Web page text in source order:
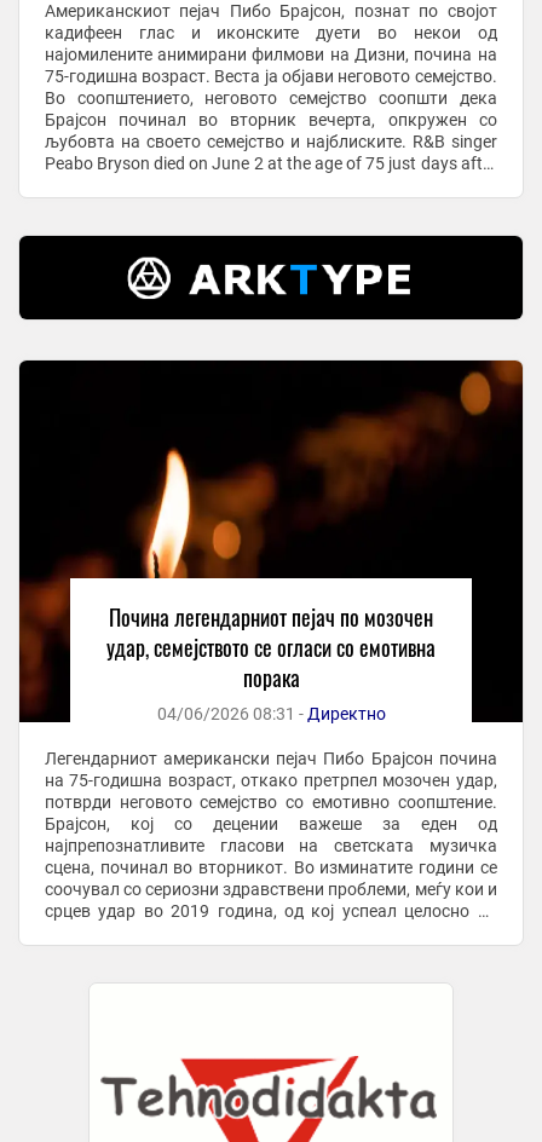
Американскиот пејач Пибо Брајсон, познат по својот
кадифеен глас и иконските дуети во некои од
најомилените анимирани филмови на Дизни, почина на
75-годишна возраст. Веста ја објави неговото семејство.
Во соопштението, неговото семејство соопшти дека
Брајсон починал во вторник вечерта, опкружен со
љубовта на своето семејство и најблиските. R&B singer
Peabo Bryson died on June 2 at the age of 75 just days after
Почина легендарниот пејач по мозочен
удар, семејството се огласи со емотивна
порака
04/06/2026 08:31 - Директно
Легендарниот американски пејач Пибо Брајсон почина
на 75-годишна возраст, откако претрпел мозочен удар,
потврди неговото семејство со емотивно соопштение.
Брајсон, кој со децении важеше за еден од
најпрепознатливите гласови на светската музичка
сцена, починал во вторникот. Во изминатите години се
соочувал со сериозни здравствени проблеми, меѓу кои и
срцев удар во 2019 година, од кој успеал целосно да